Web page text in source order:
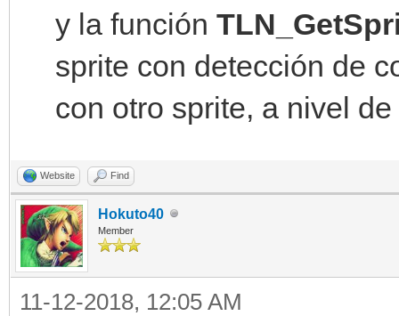
y la función
sprite con detección de
con otro sprite, a nivel
Website Find
Hokuto40
Member
11-12-2018, 12:05 AM